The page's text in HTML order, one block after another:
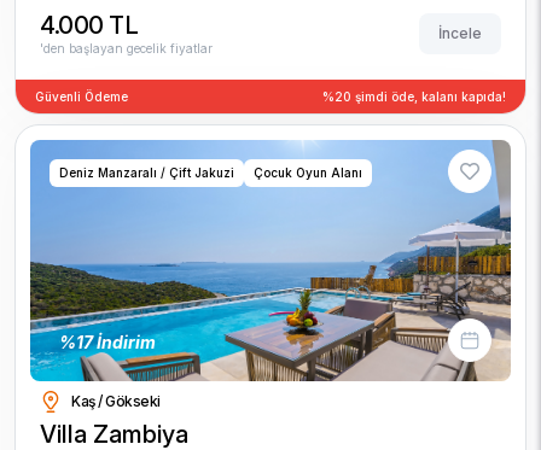
4.000 TL
'den başlayan gecelik fiyatlar
İncele
Güvenli Ödeme %20 şimdi öde, kalanı kapıda!
%17 İndirim
Deniz Manzaralı / Çift Jakuzi Çocuk Oyun Alanı
Kaş / Gökseki
Villa Zambiya